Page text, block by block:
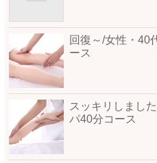
回復～/女性・40
ース
スッキリしまし
パ40分コース